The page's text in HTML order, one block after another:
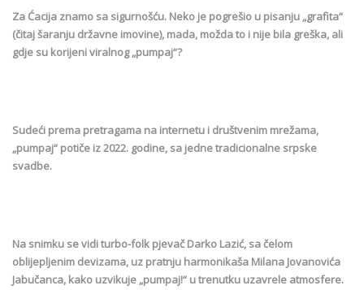
Za Ćacija znamo sa sigurnošću. Neko je pogrešio u pisanju „grafita“
(čitaj šaranju državne imovine), mada, možda to i nije bila greška, ali
gdje su korijeni viralnog „pumpaj“?
Sudeći prema pretragama na internetu i društvenim mrežama,
„pumpaj“ potiče iz 2022. godine, sa jedne tradicionalne srpske
svadbe.
Na snimku se vidi turbo-folk pjevač Darko Lazić, sa čelom
oblijepljenim devizama, uz pratnju harmonikaša Milana Jovanovića
Jabučanca, kako uzvikuje „pumpaj!“ u trenutku uzavrele atmosfere.